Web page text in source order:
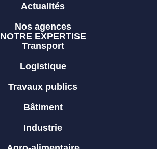
Actualités
Nos agences
NOTRE EXPERTISE
Transport
Logistique
Travaux publics
Bâtiment
Industrie